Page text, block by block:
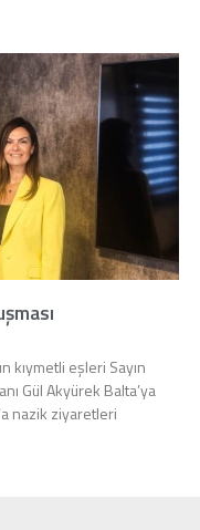
kıymetli eşleri Sayın
Gül Akyürek Balta’ya
nazik ziyaretleri